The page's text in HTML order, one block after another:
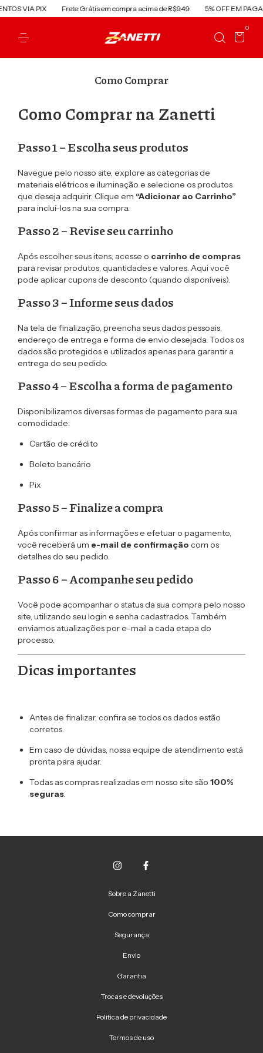
VIA PIX Frete Grátis em compra acima de R$949 5% OFF EM
0
Como Comprar
Como Comprar na Zanetti
Passo 1 – Escolha seus produtos
Navegue pelo nosso site, explore as categorias de
materiais elétricos e iluminação e selecione os produtos
que deseja adquirir. Clique em “Adicionar ao Carrinho”
para incluí-los na sua compra.
Passo 2 – Revise seu carrinho
Após escolher seus itens, acesse o carrinho de compras
para revisar produtos, quantidades e valores. Aqui você
pode aplicar cupons de desconto (quando disponíveis).
Passo 3 – Informe seus dados
Na tela de finalização, preencha seus dados pessoais,
endereço de entrega e forma de envio desejada. Todos os
dados são protegidos e utilizados apenas para garantir a
entrega do seu pedido.
Passo 4 – Escolha a forma de pagamento
Disponibilizamos diversas formas de pagamento para sua
comodidade:
Cartão de crédito
Boleto bancário
Pix
Passo 5 – Finalize a compra
Após confirmar as informações e efetuar o pagamento,
você receberá um e-mail de confirmação com os
detalhes do seu pedido.
Passo 6 – Acompanhe seu pedido
Você pode acompanhar o status da sua compra pelo nosso
site, utilizando seu login e senha cadastrados. Também
enviamos atualizações por e-mail a cada etapa do
processo.
Dicas importantes
Antes de finalizar, confira se todos os dados estão
corretos.
Em caso de dúvidas, nossa equipe de atendimento está
pronta para ajudar.
Todas as compras realizadas em nosso site são 100%
seguras.
Sobre a Zanetti
Como comprar
Segurança
Envio
Garantia
Trocas e devoluções
Politica de privacidade
Termos de uso